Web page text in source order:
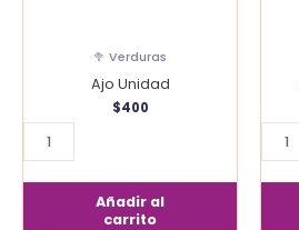
🥦 Verduras
Ajo Unidad
$400
Añadir al
carrito